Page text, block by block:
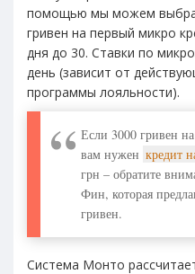
помощью мы можем
гривен на первый микро
дня до 30. Ставки по
день (зависит от
программы лояльности).
Если 3000 гривен
вам нужен кредит
грн – обратите
Фин, которая
гривен.
Система Монто